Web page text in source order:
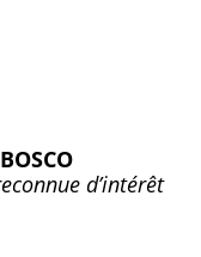
d’intérêt